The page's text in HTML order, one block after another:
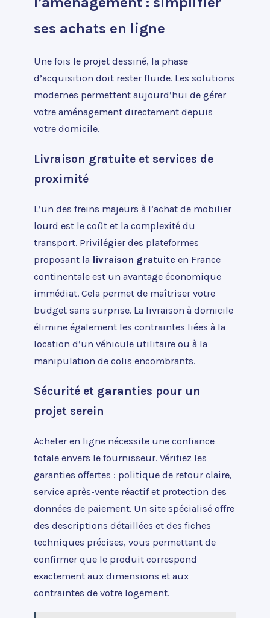
ses achats en ligne
Une fois le projet dessiné, la phase
d’acquisition doit rester fluide. Les solutions
modernes permettent aujourd’hui de gérer
votre aménagement directement depuis
votre domicile.
Livraison gratuite et services de
proximité
L’un des freins majeurs à l’achat de mobilier
lourd est le coût et la complexité du
transport. Privilégier des plateformes
proposant la livraison gratuite en France
continentale est un avantage économique
immédiat. Cela permet de maîtriser votre
budget sans surprise. La livraison à domicile
élimine également les contraintes liées à la
location d’un véhicule utilitaire ou à la
manipulation de colis encombrants.
Sécurité et garanties pour un
projet serein
Acheter en ligne nécessite une confiance
totale envers le fournisseur. Vérifiez les
garanties offertes : politique de retour claire,
service après-vente réactif et protection des
données de paiement. Un site spécialisé offre
des descriptions détaillées et des fiches
techniques précises, vous permettant de
confirmer que le produit correspond
exactement aux dimensions et aux
contraintes de votre logement.